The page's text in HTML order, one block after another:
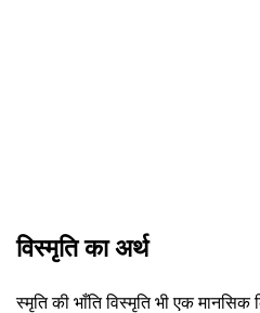
विस्मृति का अर्थ
स्मृति की भाँति विस्मृति भी एक